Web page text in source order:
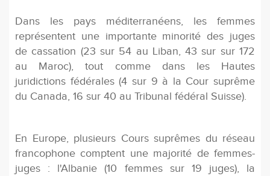
Dans les pays méditerranéens, les femmes
représentent une importante minorité des juges
de cassation (23 sur 54 au Liban, 43 sur sur 172
au Maroc), tout comme dans les Hautes
juridictions fédérales (4 sur 9 à la Cour suprême
du Canada, 16 sur 40 au Tribunal fédéral Suisse).
En Europe, plusieurs Cours suprêmes du réseau
francophone comptent une majorité de femmes-
juges : l'Albanie (10 femmes sur 19 juges), la